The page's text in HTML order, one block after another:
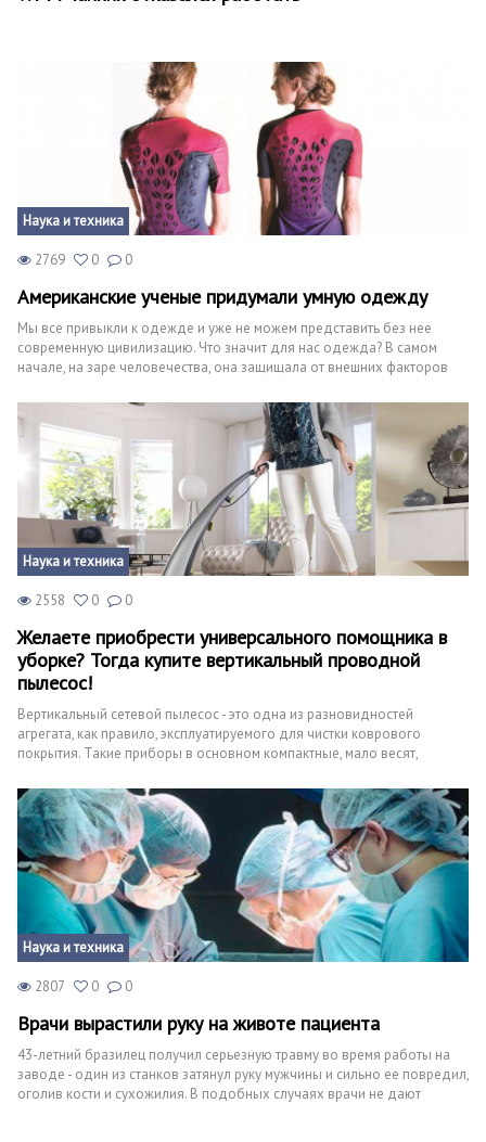
Домашние животные
Семья и дети
Путешествия
Строительство
Культура и общество
Мода и стиль
Бизнес
Финансы
Юриспруденция
Природа
Образование
Наука и технологии
Наука и техника
2769 0 0
Американские ученые придумали умную одежду
Мы все привыкли к одежде и уже не можем представить без нее
современную цивилизацию. Что значит для нас одежда? В самом
начале, на заре человечества, она защищала от внешних факторов
она не утратила своего первоначального значения, однако в
большей степени в одежде ценится стиль.
Наука и техника
2558 0 0
Желаете приобрести универсального помощника в
уборке? Тогда купите вертикальный проводной
пылесос!
Вертикальный сетевой пылесос - это одна из разновидностей
агрегата, как правило, эксплуатируемого для чистки коврового
покрытия. Такие приборы в основном компактные, мало весят,
пылесосы бывают разного предназначения, моющие либо для сухой
уборки, имеют свои положительные преимущества перед
аналогичными приборами классического формата, одно из главных
их недорогая стоимость. Встречаются и модели, не уступающие
большим агрегатам ни размерами, ни количеством дополнительных
рабочих элементов.
Наука и техника
2807 0 0
Врачи вырастили руку на животе пациента
43-летний бразилец получил серьезную травму во время работы на
заводе - один из станков затянул руку мужчины и сильно ее повредил,
оголив кости и сухожилия. В подобных случаях врачи не дают